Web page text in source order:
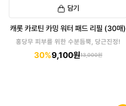
담기
캐롯 카로틴 카밍 워터 패드 리필 (30매)
홍당무 피부를 위한 수분듬뿍, 당근진정!
30%9,100원13,000원